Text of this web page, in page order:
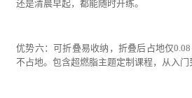
还是清晨早起，都能随时开练。
优势六：可折叠易收纳，折叠后占地仅
不占地。包含超燃脂主题定制课程，从入门